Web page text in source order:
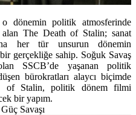
o dönemin politik atmosferinde
The Death of Stalin; sanat
her tür unsurun dönemin
gerçekliğe sahip. Soğuk Savaş
SSCB’de yaşanan politik
bürokratları alaycı biçimde
of Stalin, politik dönem filmi
bir yapım.
Savaşı